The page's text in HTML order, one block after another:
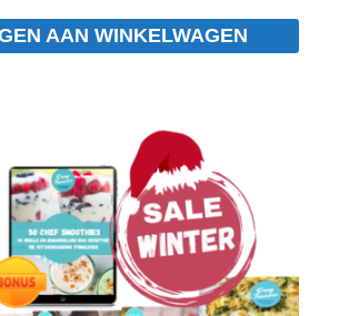
is:
AAN WINKELWAGEN